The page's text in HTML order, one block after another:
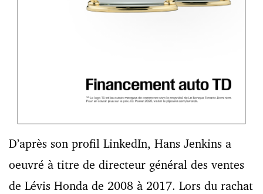
D’après son profil LinkedIn, Hans Jenkins a
oeuvré à titre de directeur général des ventes
de Lévis Honda de 2008 à 2017. Lors du rachat